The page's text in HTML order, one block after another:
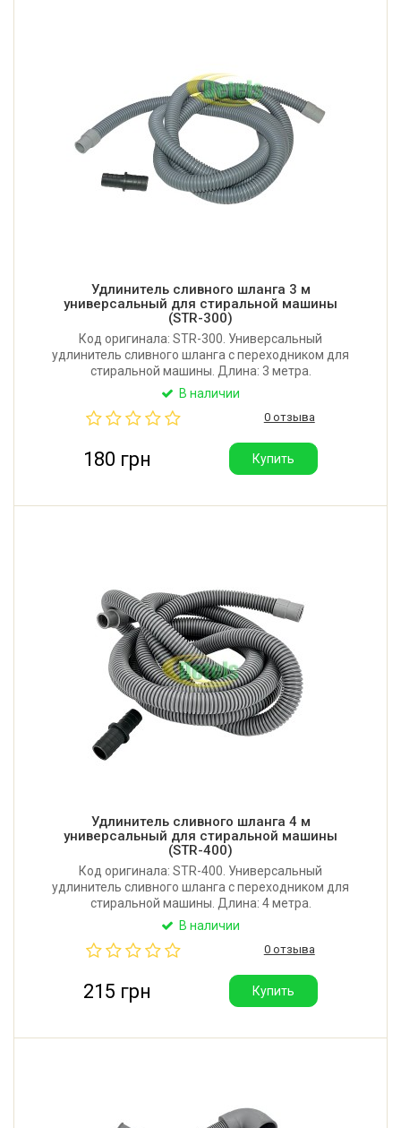
Удлинитель сливного шланга 3 м
универсальный для стиральной машины
(STR-300)
Код оригинала: STR-300. Универсальный
удлинитель сливного шланга с переходником для
стиральной машины. Длина: 3 метра.
Соединительный диаметр концевых элементов: 19-
+95°C. Материал: полипропилен. Производитель:
В наличии
0 отзыва
180 грн Купить
Удлинитель сливного шланга 4 м
универсальный для стиральной машины
(STR-400)
Код оригинала: STR-400. Универсальный
удлинитель сливного шланга с переходником для
стиральной машины. Длина: 4 метра.
Соединительный диаметр концевых элементов: 19-
+95°C. Материал: полипропилен. Производитель:
В наличии
0 отзыва
215 грн Купить